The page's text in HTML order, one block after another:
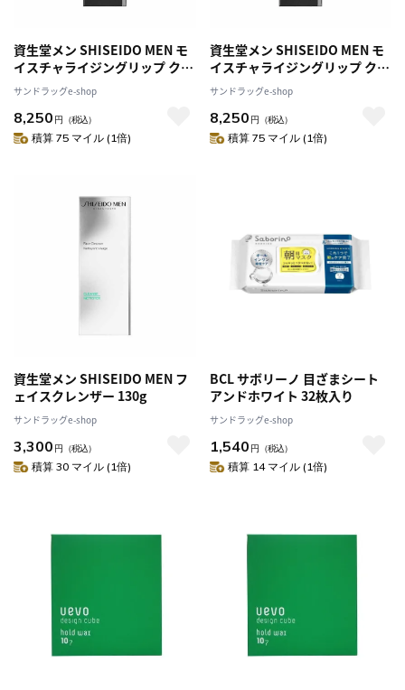
資生堂メン SHISEIDO MEN モ
イスチャライジングリップ クリ
エイター 2g【3個セット】
サンドラッグe-shop
8,250 円 （税込）
積算 75 マイル (1倍)
資生堂メン SHISEIDO MEN モ
イスチャライジングリップ クリ
エイター ティント 2g【3個セッ
ト】
サンドラッグe-shop
8,250 円 （税込）
積算 75 マイル (1倍)
資生堂メン SHISEIDO MEN フ
ェイスクレンザー 130g
サンドラッグe-shop
3,300 円 （税込）
積算 30 マイル (1倍)
BCL サボリーノ 目ざまシート
アンドホワイト 32枚入り
サンドラッグe-shop
1,540 円 （税込）
積算 14 マイル (1倍)